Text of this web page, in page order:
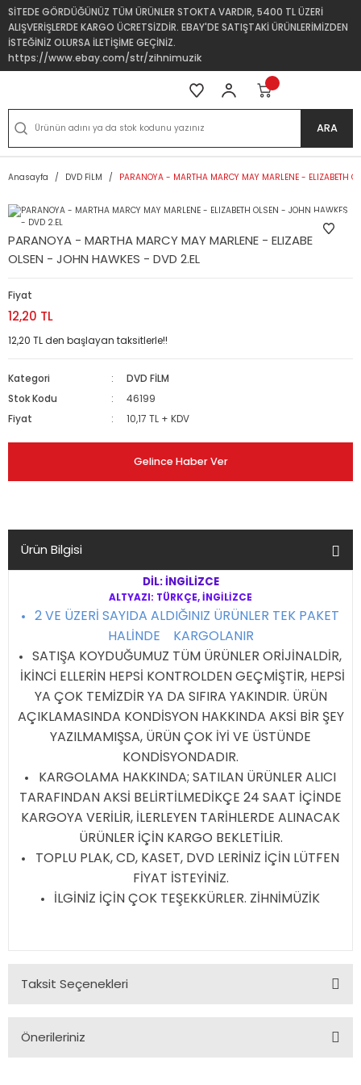
SİTEDE GÖRDÜĞÜNÜZ TÜM ÜRÜNLER STOKTA VARDIR, 5400 TL ÜZERİ
ALIŞVERİŞLERDE KARGO ÜCRETSİZDİR. EBAY'DE SATIŞTAKİ ÜRÜNLERİMİZDEN
İSTEĞİNİZ OLURSA İLETİŞİME GEÇİNİZ.
https://www.ebay.com/str/zihnimuzik
ARA
Anasayfa DVD FİLM PARANOYA - MARTHA MARCY MAY MARLENE - ELIZABETH
PARANOYA - MARTHA MARCY MAY MARLENE - ELIZABETH
OLSEN - JOHN HAWKES - DVD 2.EL
Fiyat
12,20 TL
12,20 TL den başlayan taksitlerle!!
Kategori
DVD FİLM
Stok Kodu
46199
Fiyat
10,17 TL + KDV
Gelince Haber Ver
Ürün Bilgisi
DİL: İNGİLİZCE
ALTYAZI: TÜRKÇE, İNGİLİZCE
2 VE ÜZERİ SAYIDA ALDIĞINIZ ÜRÜNLER TEK PAKET
HALİNDE KARGOLANIR
SATIŞA KOYDUĞUMUZ TÜM ÜRÜNLER ORİJİNALDİR,
İKİNCİ ELLERİN HEPSİ KONTROLDEN GEÇMİŞTİR, HEPSİ
YA ÇOK TEMİZDİR YA DA SIFIRA YAKINDIR. ÜRÜN
AÇIKLAMASINDA KONDİSYON HAKKINDA AKSİ BİR ŞEY
YAZILMAMIŞSA, ÜRÜN ÇOK İYİ VE ÜSTÜNDE
KONDİSYONDADIR.
KARGOLAMA HAKKINDA; SATILAN ÜRÜNLER ALICI
TARAFINDAN AKSİ BELİRTİLMEDİKÇE 24 SAAT İÇİNDE
KARGOYA VERİLİR, İLERLEYEN TARİHLERDE ALINACAK
ÜRÜNLER İÇİN KARGO BEKLETİLİR.
TOPLU PLAK, CD, KASET, DVD LERİNİZ İÇİN LÜTFEN
FİYAT İSTEYİNİZ.
İLGİNİZ İÇİN ÇOK TEŞEKKÜRLER. ZİHNİMÜZİK
Taksit Seçenekleri
Önerileriniz